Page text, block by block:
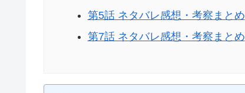
第5話 ネタバレ感想・考察まとめ
第7話 ネタバレ感想・考察まとめ